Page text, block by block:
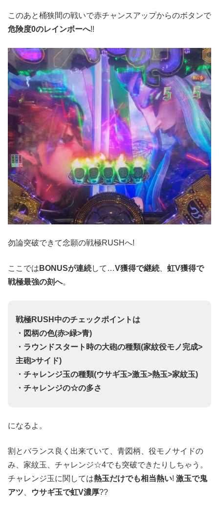
このあと桶狭間の戦いで赤チャンスアップからのボタンで
危険度0のレインボーへ!!
勿論突破できて念願の戦極RUSHへ!
ここでは BONUSが連続して…V獲得で継続
虹V獲得で
戦極最強の刻へ。
戦極RUSH中のチェックポイントは
・図柄の色(赤>緑>青)
・ラウンドスタート時の大砲の種類(家紋役モノ完成>
主砲>サイド)
・チャレンジ玉の種類(ウサギ玉>激玉>熱玉>家紋玉)
・チャレンジの☆の多さ
になるよ。
割とバランス良く出来ていて、青図柄、役モノサイドの
み、家紋玉、チャレンジ☆4でも突破できたりしちゃう。
チャレンジ玉に関しては熱玉だけでも相当熱い! 激玉で鬼
アツ
ウサギ玉で虹V濃厚??